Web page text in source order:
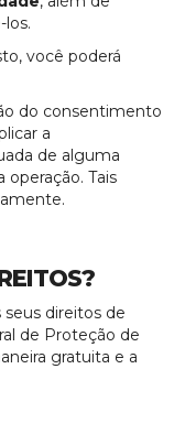
você poderá
do consentimento
a
de alguma
Tais
direitos de
de Proteção de
gratuita e a